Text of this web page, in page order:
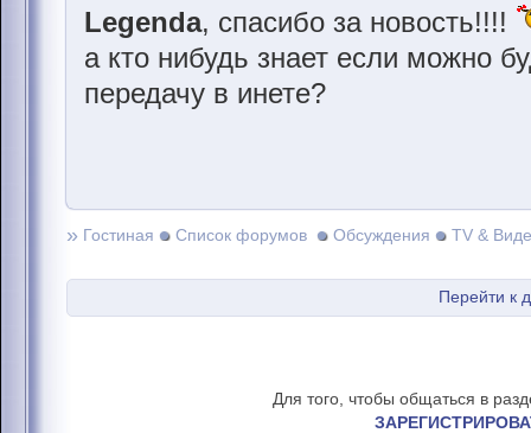
Legenda, спасибо за новость!!!!
а кто нибудь знает если можно
передачу в инете?
» Гостиная Список форумов Обсуждения TV &
Перейти к
Для того, чтобы общаться в